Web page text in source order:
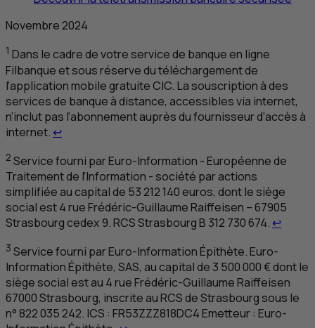
Novembre 2024
1 Dans le cadre de votre service de banque en ligne
Filbanque et sous réserve du téléchargement de
l’application mobile gratuiteCIC. La souscription à des
services de banque à distance, accessibles via internet,
n’inclut pas l’abonnement auprès du fournisseur d’accès à
internet. ↩Retour au renvoi 1
2 Service fourni parEuro-Information - Européenne de
Traitement de l’Information - société par actions
simplifiée au capital de 53 212 140 euros, dont le siège
social est 4 rue Frédéric-Guillaume Raiffeisen – 67905
Strasbourg cedex9.RCSStrasbourg B 312 730 674. ↩
3 Service fourni parEuro-Information Épithète. Euro-
Information Épithète, SAS, au capital de 3 500 000 € dont le
siège social est au 4 rue Frédéric-Guillaume Raiffeisen
67000 Strasbourg, inscrite auRCSde Strasbourg sous le
n° 822 035 242. ICS : FR53ZZZ818DC4 Emetteur : Euro-